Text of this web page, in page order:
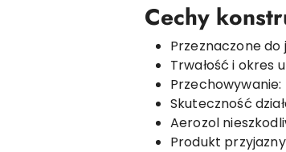
Cechy
Przeznaczone
Trwałość i okres
Skuteczność
Aerozol
Produkt